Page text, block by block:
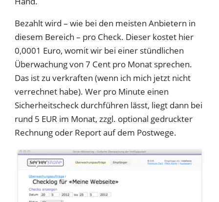
Bezahlt wird – wie bei den meisten Anbietern in
diesem Bereich – pro Check. Dieser kostet hier
0,0001 Euro, womit wir bei einer stündlichen
Überwachung von 7 Cent pro Monat sprechen.
Das ist zu verkraften (wenn ich mich jetzt nicht
verrechnet habe). Wer pro Minute einen
Sicherheitscheck durchführen lässt, liegt dann bei
rund 5 EUR im Monat, zzgl. optional gedruckter
Rechnung oder Report auf dem Postwege.